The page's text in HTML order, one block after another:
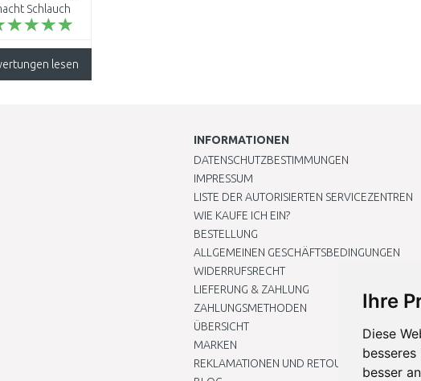
Ihre
Diese
besser
Schlauch
Spaß..
lesen
INFORMATIONEN
DATENSCHUTZBESTIMMUNGEN
IMPRESSUM
LISTE DER AUTORISIERTEN SERVICEZENTREN
WIE KAUFE ICH EIN?
BESTELLUNG
ALLGEMEINEN GESCHÄFTSBEDINGUNGEN
WIDERRUFSRECHT
LIEFERUNG & ZAHLUNG
ZAHLUNGSMETHODEN
ÜBERSICHT
MARKEN
REKLAMATIONEN UND RETOUREN